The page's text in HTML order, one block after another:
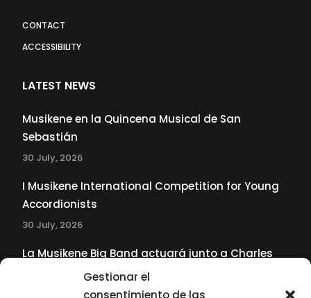
Gestionar el
consentimiento de las
CONTACT
ACCESSIBILITY
LATEST NEWS
Musikene en la Quincena Musical de San
Sebastián
30 July, 2026
I Musikene International Competition for Young
Accordionists
30 July, 2026
La Musikene Big Band actuará junto a Charles
Tolliver en el 61 Jazzaldia